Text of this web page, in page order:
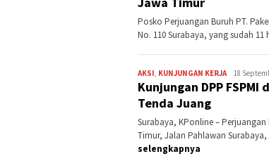
Posko Perjuangan Buruh PT.
No. 110 Surabaya, yang sudah
AKSI, KUNJUNGAN KERJAKontributor
Jatim
18
Kunjungan DPP FSPMI
Tenda Juang
Surabaya, KPonline –
Timur, Jalan Pahlawan
selengkapnya